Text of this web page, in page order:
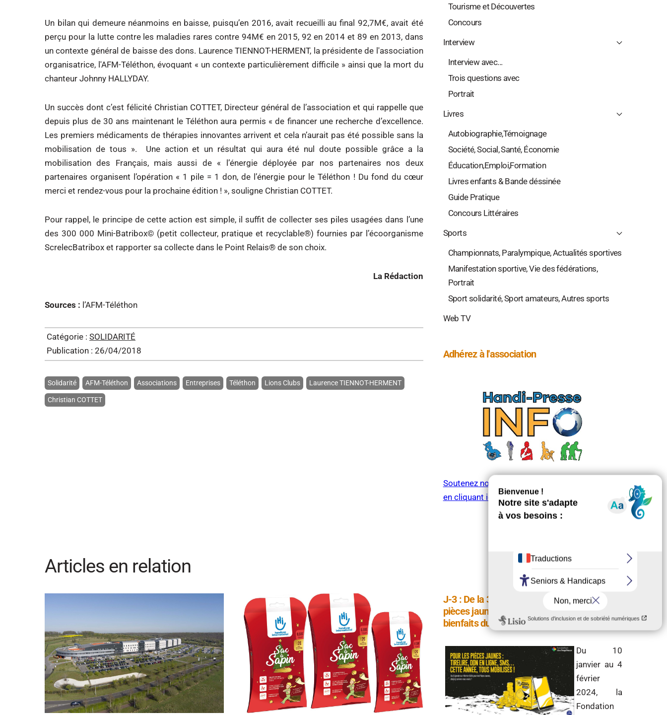
Un bilan qui demeure néanmoins en baisse, puisqu’en 2016, avait recueilli au final 92,7M€, avait été
perçu pour la lutte contre les maladies rares contre 94M€ en 2015, 92 en 2014 et 89 en 2013, dans
un contexte général de baisse des dons. Laurence TIENNOT-HERMENT, la présidente de l'association
organisatrice, l'AFM-Téléthon, évoquant « un contexte particulièrement difficile » ainsi que la mort du
chanteur Johnny HALLYDAY.
Un succès dont c’est félicité Christian COTTET, Directeur général de l’association et qui rappelle que
depuis plus de 30 ans maintenant le Téléthon aura permis « de financer une recherche d’excellence.
Les premiers médicaments de thérapies innovantes arrivent et cela n’aurait pas été possible sans la
mobilisation de tous ». Une action et un résultat qui aura été nul doute possible grâce a la
mobilisation des Français, mais aussi de « l’énergie déployée par nos partenaires nos deux
partenaires organisent l’opération « 1 pile = 1 don, de l’énergie pour le Téléthon ! Du fond du cœur
merci et rendez-vous pour la prochaine édition ! », souligne Christian COTTET.
Pour rappel, le principe de cette action est simple, il suffit de collecter ses piles usagées dans l’une
des 300 000 Mini-Batribox© (petit collecteur, pratique et recyclable®) fournies par l’écoorganisme
ScrelecBatribox et rapporter sa collecte dans le Point Relais® de son choix.
La Rédaction
Sources : l’AFM-Téléthon
Catégorie : SOLIDARITÉ
Publication : 26/04/2018
Solidarité AFM-Téléthon Associations Entreprises Téléthon Lions Clubs Laurence TIENNOT-HERMENT
Christian COTTET
Tourisme et Découvertes
Concours
Interview
Interview avec...
Trois questions avec
Portrait
Livres
Autobiographie,Témoignage
Société, Social, Santé, Économie
Éducation,Emploi,Formation
Livres enfants & Bande déssinée
Guide Pratique
Concours Littéraires
Sports
Championnats, Paralympique, Actualités sportives
Manifestation sportive, Vie des fédérations,
Portrait
Sport solidarité, Sport amateurs, Autres sports
Web TV
Adhérez à l'association
Soutenez notre association Handi-Presse Info
en cliquant ici
Articles en relation
J-3 : De la 35ème édition de l’opération
pièces jaunes placé sous le signe « des
bienfaits du sport sur la santé »
Du 10
janvier au 4
février
2024, la
Fondation